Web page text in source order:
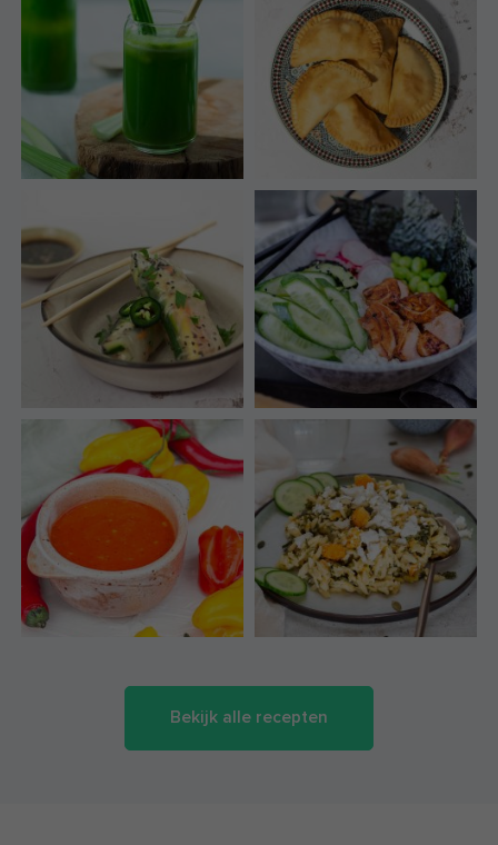
Bekijk alle recepten